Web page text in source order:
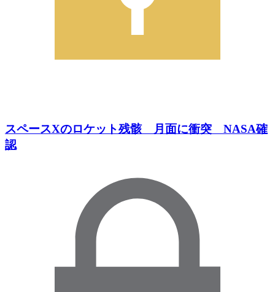
スペースXのロケット残骸 月面に衝突 NASA確
認